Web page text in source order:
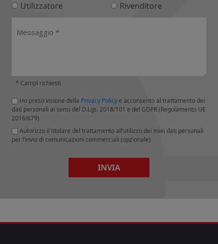
Utilizzatore Rivenditore
* Campi richiesti
Ho preso visione della Privacy Policy e acconsento al trattamento dei
dati personali ai sensi del D.Lgs. 2018/101 e del GDPR (Regolamento UE
2016/679)
Autorizzo il titolare del trattamento all’utilizzo dei miei dati personali
per l’invio di comunicazioni commerciali (opzionale)
INVIA